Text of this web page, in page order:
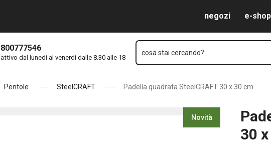
negozi e-shop
800777546
attivo dal lunedì al venerdì dalle 8.30 alle 18
cosa stai cercando?
Pentole SteelCRAFT Padella quadrata SteelCRAFT 30 x 30 cm
Novità
30